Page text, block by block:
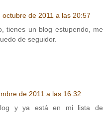
octubre de 2011 a las 20:57
tienes un blog estupendo, me
de seguidor.
de 2011 a las 16:32
y ya está en mi lista de